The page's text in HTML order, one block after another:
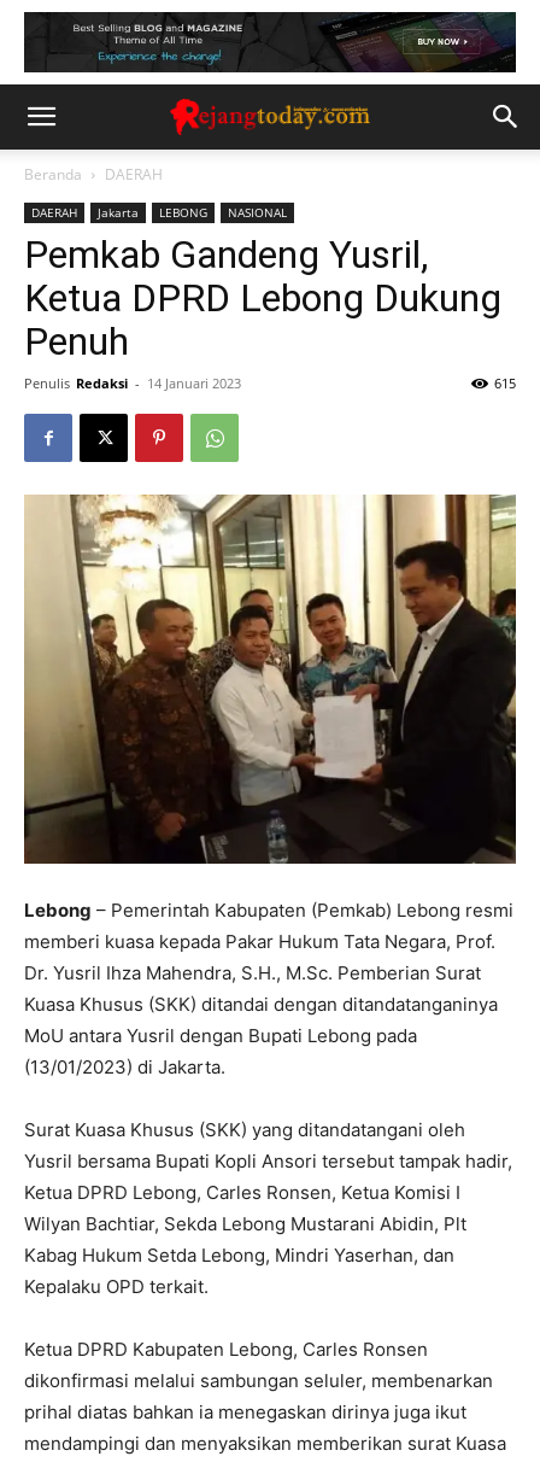
Beranda DAERAH
DAERAH Jakarta LEBONG NASIONAL
Pemkab Gandeng Yusril,
Ketua DPRD Lebong Dukung
Penuh
Penulis Redaksi - 14 Januari 2023 615
Lebong – Pemerintah Kabupaten (Pemkab) Lebong resmi
memberi kuasa kepada Pakar Hukum Tata Negara, Prof.
Dr. Yusril Ihza Mahendra, S.H., M.Sc. Pemberian Surat
Kuasa Khusus (SKK) ditandai dengan ditandatanganinya
MoU antara Yusril dengan Bupati Lebong pada
(13/01/2023) di Jakarta.
Surat Kuasa Khusus (SKK) yang ditandatangani oleh
Yusril bersama Bupati Kopli Ansori tersebut tampak hadir,
Ketua DPRD Lebong, Carles Ronsen, Ketua Komisi I
Wilyan Bachtiar, Sekda Lebong Mustarani Abidin, Plt
Kabag Hukum Setda Lebong, Mindri Yaserhan, dan
Kepalaku OPD terkait.
Ketua DPRD Kabupaten Lebong, Carles Ronsen
dikonfirmasi melalui sambungan seluler, membenarkan
prihal diatas bahkan ia menegaskan dirinya juga ikut
mendampingi dan menyaksikan memberikan surat Kuasa